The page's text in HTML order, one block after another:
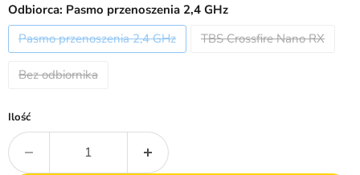
Odbiorca: Pasmo przenoszenia 2,4 GHz
Pasmo przenoszenia 2,4 GHz
TBS Crossfire Nano RX
Bez odbiornika
Ilość